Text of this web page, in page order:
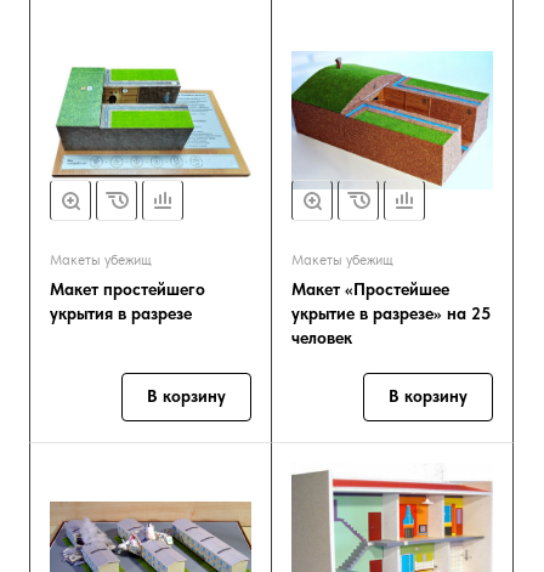
Макеты убежищ
Макет простейшего
укрытия в разрезе
В корзину
Макеты убежищ
Макет «Простейшее
укрытие в разрезе» на 25
человек
В корзину